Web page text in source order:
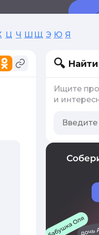
Ц Ч Ш Щ Э Ю Я
Ищите
и